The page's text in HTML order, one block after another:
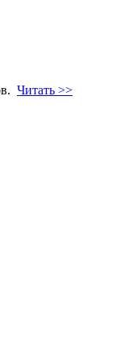
Читать >>